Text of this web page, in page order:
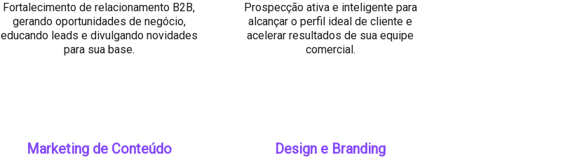
Fortalecimento de relacionamento B2B,
gerando oportunidades de negócio,
educando leads e divulgando novidades
para sua base.
Prospecção ativa e inteligente para
alcançar o perfil ideal de cliente e
acelerar resultados de sua equipe
comercial.
Marketing de Conteúdo Design e Branding